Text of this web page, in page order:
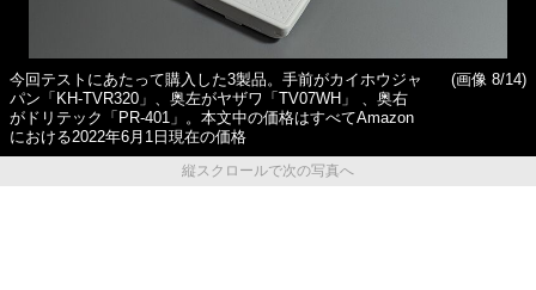
今回テストにあたって購入した3製品。手前がカイホウジャ
パン「KH-TVR320」、奥左がヤザワ「TV07WH」 、奥右
がドリテック「PR-401」。本文中の価格はすべてAmazon
における2022年6月1日現在の価格
(画像 8/14)
縦スクロールで次の写真へ